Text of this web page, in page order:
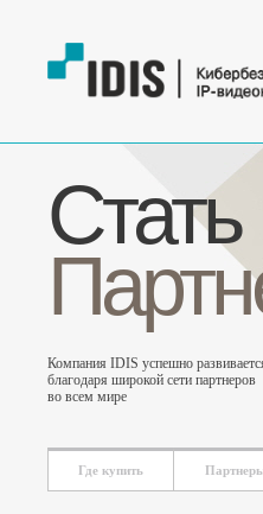
Стать
Компания IDIS успешно
благодаря широкой сети партнеров
во всем мире
Где купить